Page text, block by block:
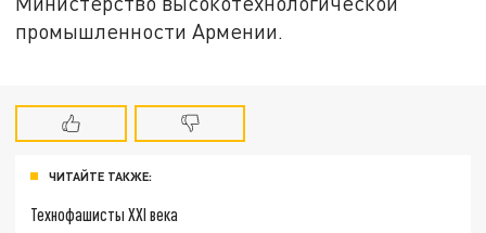
промышленности Армении.
ЧИТАЙТЕ ТАКЖЕ:
Технофашисты XXI века